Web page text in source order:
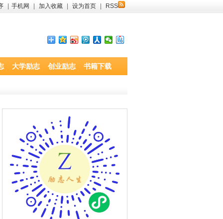
手机网 加入收藏 设为首页 RSS
大学励志 创业励志 书籍下载